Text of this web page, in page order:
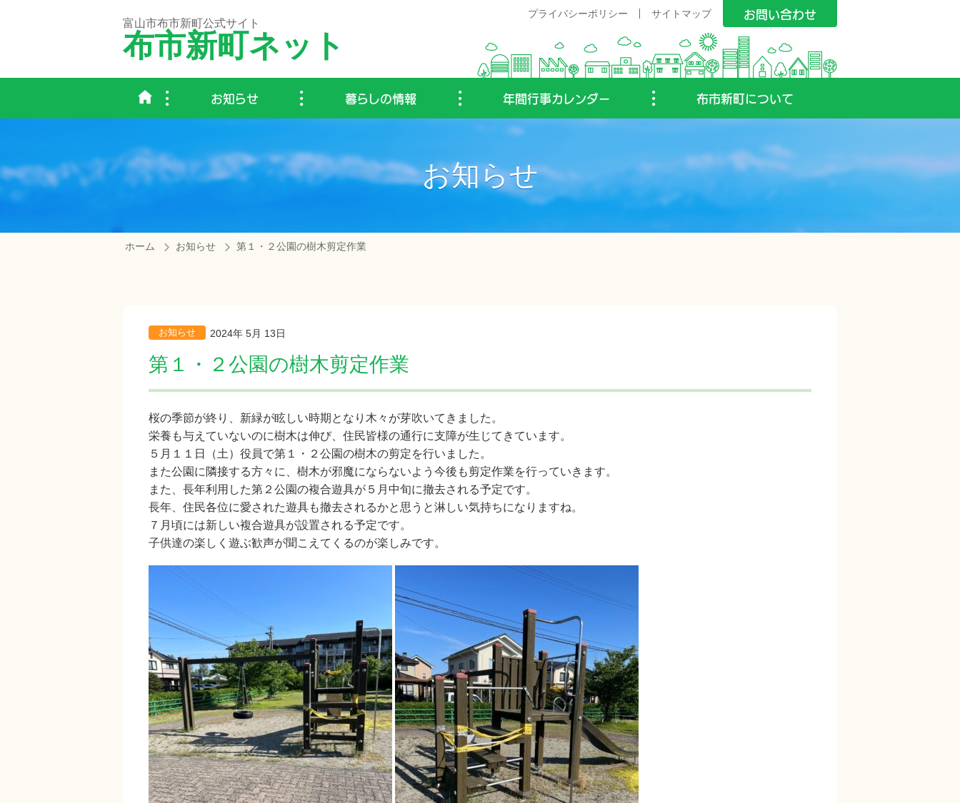
富山市布市新町公式サイト
布市新町ネット
お知らせ 暮らしの情報 年間行事カレンダー 布市新町について
プライバシーポリシー サイトマップ お問い合わせ
お知らせ
ホーム お知らせ 第１・２公園の樹木剪定作業
お知らせ 2024年 5月 13日
第１・２公園の樹木剪定作業
桜の季節が終り、新緑が眩しい時期となり木々が芽吹いてきました。
栄養も与えていないのに樹木は伸び、住民皆様の通行に支障が生じてきています。
５ 月 １１ 日（土）役員で第 １ ・ ２ 公園の樹木の剪定を行いました。
また公園に隣接する方々に、樹木が邪魔にならないよう今後も剪定作業を行っていきます。
また、長年利用した第 ２ 公園の複合遊具が ５ 月中旬に撤去される予定です。
長年、住民各位に愛された遊具も撤去されるかと思うと淋しい気持ちになりますね。
７ 月頃には新しい複合遊具が設置される予定です。
子供達の楽しく遊ぶ歓声が聞こえてくるのが楽しみです。